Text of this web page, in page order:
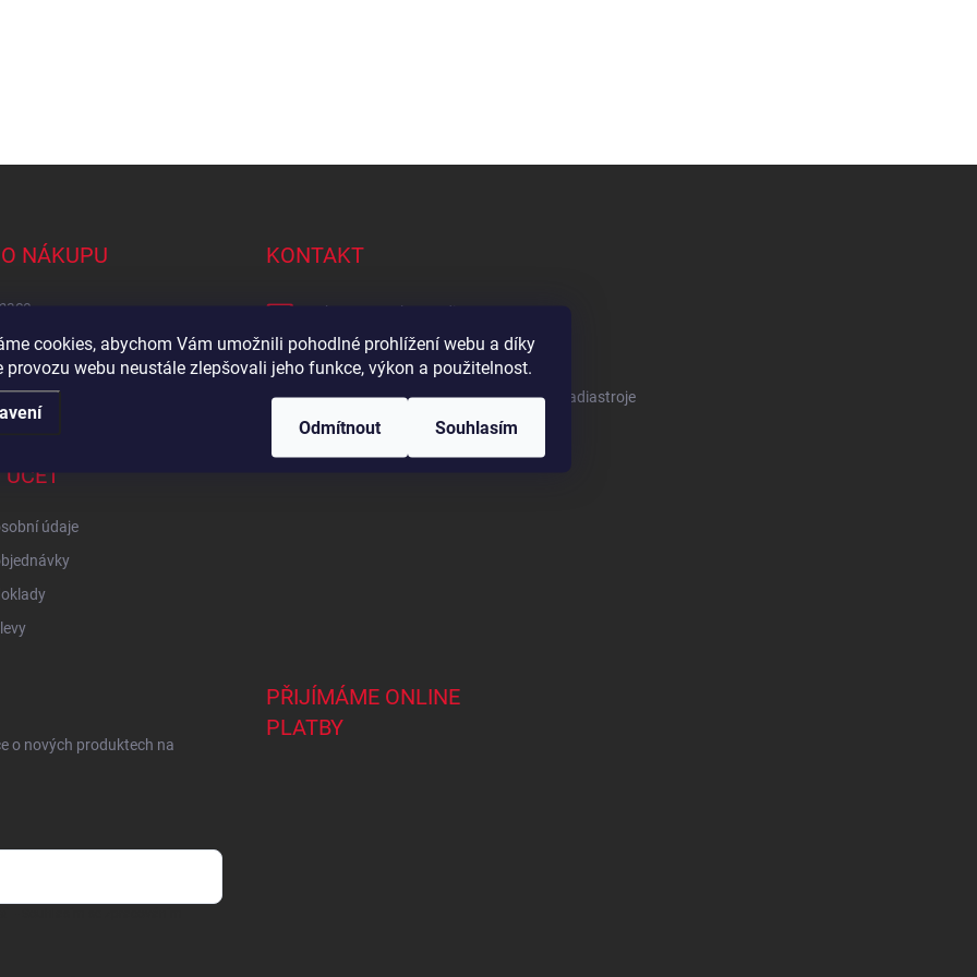
cookies, abychom Vám umožnili pohodlné prohlížení webu a díky
provozu webu neustále zlepšovali jeho funkce, výkon a použitelnost.
Odmítnout Souhlasím
NÁKUPU
platby
a ceny dopravy
údaje
KONTAKT
eshop tomek-naradi.cz
+420 727 961 357
https://www.facebook.com/tomeknaradiastroje
o nových produktech na
PŘIJÍMÁME ONLINE
PLATBY